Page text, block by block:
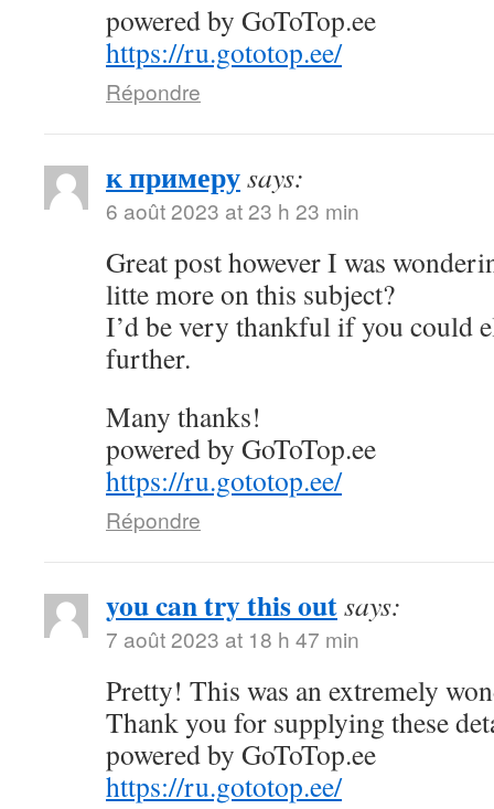
powered by GoToTop.ee
https://ru.gototop.ee/
Répondre
к примеруsays:
6 août 2023 at 23 h 23 min
Great post however I was
litte more on this subject?
I’d be very thankful if you could
further.
Many thanks!
powered by GoToTop.ee
https://ru.gototop.ee/
Répondre
you can try this outsays:
7 août 2023 at 18 h 47 min
Pretty! This was an extremely
Thank you for supplying these
powered by GoToTop.ee
https://ru.gototop.ee/